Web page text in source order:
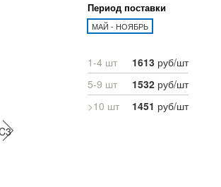
Период поставки
МАЙ - НОЯБРЬ
1-4 шт 1613 руб/шт
5-9 шт
1532 руб/шт
>10 шт
1451 руб/шт